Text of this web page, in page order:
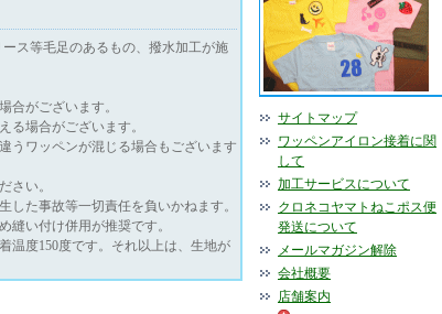
ス等毛足のあるもの、撥水加工が施
合がございます。
場合がございます。
うワッペンが混じる場合もございます
さい。
た事故等一切責任を負いかねます。
い付け併用が推奨です。
温度150度です。それ以上は、生地が
サイトマップ
ワッペンアイロン接着に関
して
加工サービスについて
クロネコヤマトねこポス便
発送について
メールマガジン解除
会社概要
店舗案内